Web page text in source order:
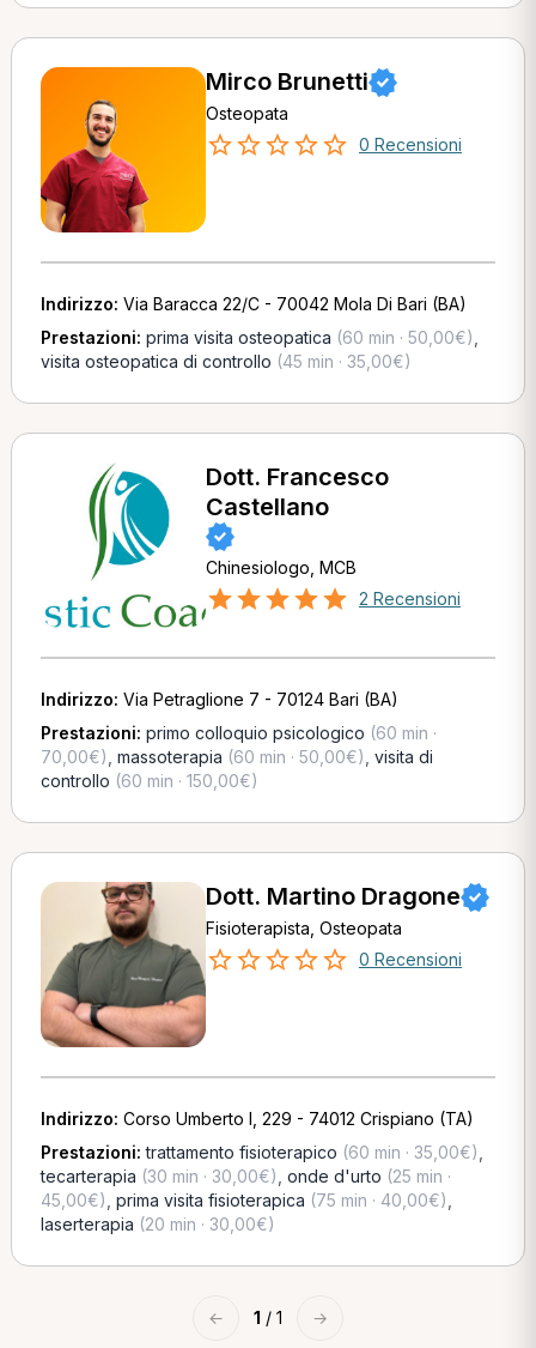
Mirco Brunetti
Osteopata
0 Recensioni
Indirizzo: Via Baracca 22/C - 70042 Mola Di Bari (BA)
Prestazioni: prima visita osteopatica (60 min · 50,00€)
visita osteopatica di controllo (45 min · 35,00€)
Dott. Francesco
Castellano
Chinesiologo, MCB
2 Recensioni
Indirizzo: Via Petraglione 7 - 70124 Bari (BA)
Prestazioni: primo colloquio psicologico (60 min ·
70,00€) massoterapia (60 min · 50,00€) visita di
controllo (60 min · 150,00€)
Dott. Martino Dragone
Fisioterapista, Osteopata
0 Recensioni
Indirizzo: Corso Umberto I, 229 - 74012 Crispiano (TA)
Prestazioni:trattamento fisioterapico (60 min · 35,00€)
tecarterapia (30 min · 30,00€) onde d'urto (25 min ·
45,00€) prima visita fisioterapica (75 min · 40,00€)
laserterapia (20 min · 30,00€)
← 1 / 1 →